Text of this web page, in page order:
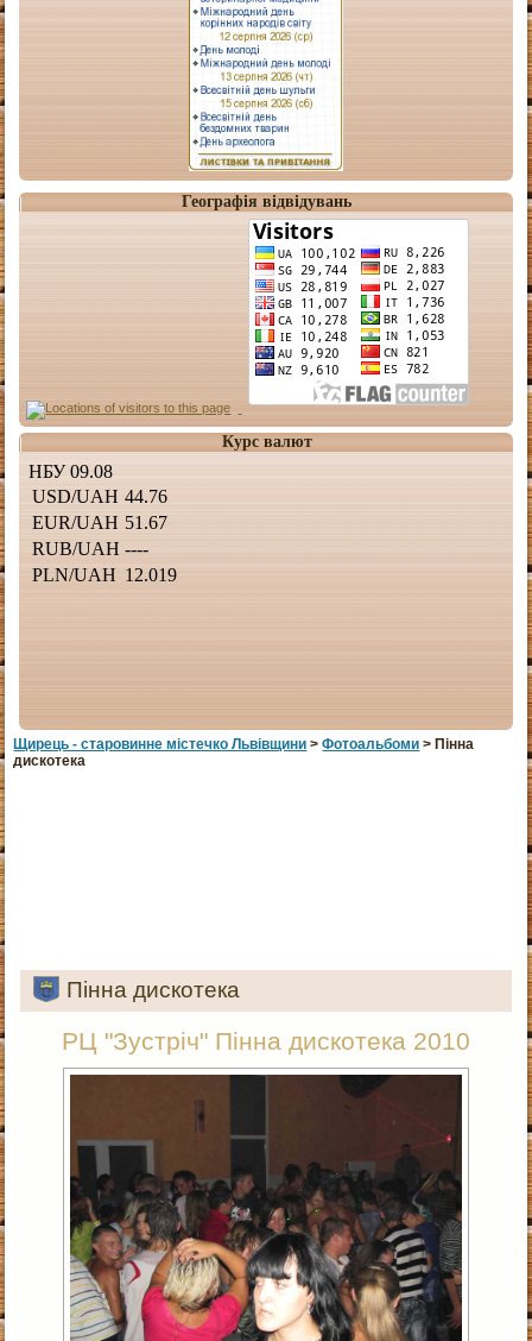
Географія відвідувань
Курс валют
Щирець - старовинне мiстечко Львiвщини >Фотоальбоми > Пінна
дискотека
Пінна дискотека
РЦ "Зустріч" Пінна дискотека 2010